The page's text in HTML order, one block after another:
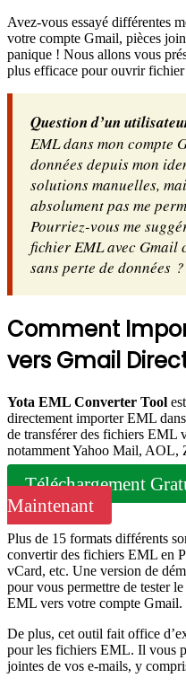
Avez-vous essayé différentes
votre compte Gmail, pièces
panique ! Nous allons vous
plus efficace pour ouvrir
Question d’un
EML dans mon compte
données depuis mon
solutions manuelles,
absolument pas me
Pourriez-vous me
fichier EML avec Gmail
sans perte de données
Comment
vers Gmail
Yota EML Converter Tool
directement importer EML
de transférer des fichiers EML
notamment Yahoo Mail, AOL,
Téléchargement
Maintenant
Plus de 15 formats différents
convertir des fichiers EML en
vCard, etc. Une version de
pour vous permettre de tester
EML vers votre compte Gmail.
De plus, cet outil fait office
pour les fichiers EML. Il vous
jointes de vos e-mails, y